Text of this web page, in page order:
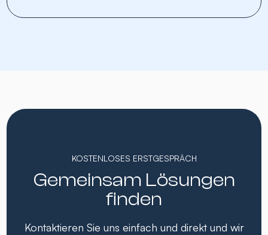
KOSTENLOSES ERSTGESPRÄCH
Gemeinsam Lösungen
finden
Kontaktieren Sie uns einfach und direkt und wir